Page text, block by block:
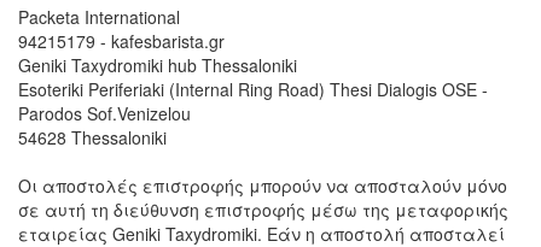
Packeta International
94215179 - kafesbarista.gr
Geniki Taxydromiki hub Thessaloniki
Esoteriki Periferiaki (Internal Ring Road) Thesi Dialogis OSE -
Parodos Sof.Venizelou
54628 Thessaloniki
Οι αποστολές επιστροφής μπορούν να αποσταλούν μόνο
σε αυτή τη διεύθυνση επιστροφής μέσω της μεταφορικής
εταιρείας Geniki Taxydromiki. Εάν η αποστολή αποσταλεί